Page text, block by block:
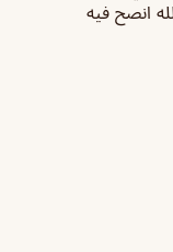
انصح فيه